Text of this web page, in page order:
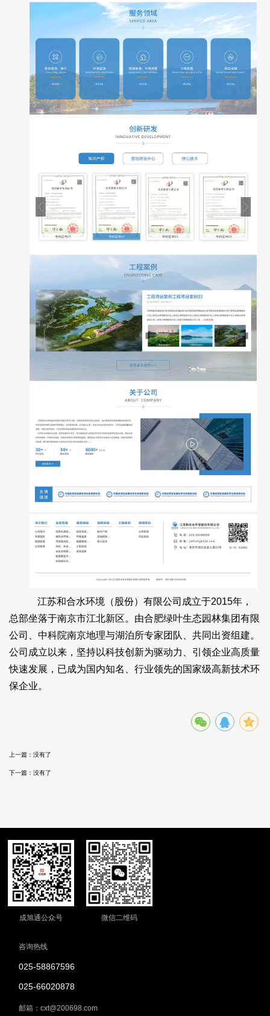
江苏和合水环境（股份）有限公司成立于2015年，
总部坐落于南京市江北新区。由合肥绿叶生态园林集团有限
公司、中科院南京地理与湖泊所专家团队、共同出资组建。
公司成立以来，坚持以科技创新为驱动力、引领企业高质量
快速发展，已成为国内知名、行业领先的国家级高新技术环
保企业。
上一篇：没有了
下一篇：没有了
成旭通公众号 微信二维码
咨询热线
025-58867596
025-66020878
邮箱：cxt@200698.com